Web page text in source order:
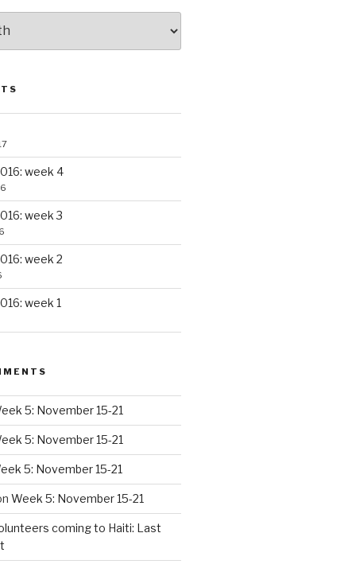
week 4
week 3
week 2
week 1
5: November 15-21
5: November 15-21
5: November 15-21
Week 5: November 15-21
coming to Haiti: Last